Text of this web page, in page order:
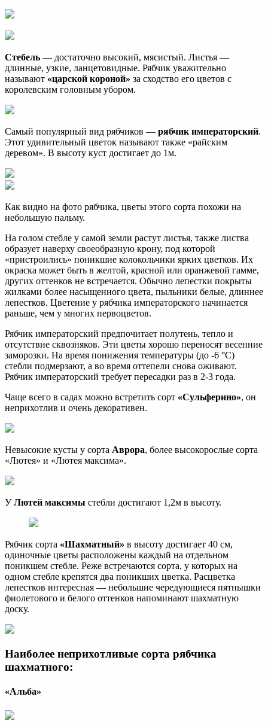
Стебель — достаточно высокий, мясистый. Листья —
длинные, узкие, ланцетовидные. Рябчик уважительно
называют «царской короной» за сходство его цветов с
королевским головным убором.
Самый популярный вид рябчиков — рябчик императорский.
Этот удивительный цветок называют также «райским
деревом». В высоту куст достигает до 1м.
Как видно на фото рябчика, цветы этого сорта похожи на
небольшую пальму.
На голом стебле у самой земли растут листья, также листва
образует наверху своеобразную крону, под которой
«пристроились» поникшие колокольчики ярких цветков. Их
окраска может быть в желтой, красной или оранжевой гамме,
других оттенков не встречается. Обычно лепестки покрыты
жилками более насыщенного цвета, пыльники белые, длиннее
лепестков. Цветение у рябчика императорского начинается
раньше, чем у многих первоцветов.
Рябчик императорский предпочитает полутень, тепло и
отсутствие сквозняков. Эти цветы хорошо переносят весенние
заморозки. На время понижения температуры (до -6 °С)
стебли подмерзают, а во время оттепели снова оживают.
Рябчик императорский требует пересадки раз в 2-3 года.
Чаще всего в садах можно встретить сорт «Сульферино», он
неприхотлив и очень декоративен.
Невысокие кусты у сорта Аврора, более высокорослые сорта
«Лютея» и «Лютея максима».
УЛютей максимы стебли достигают 1,2м в высоту.
Рябчик сорта «Шахматный» в высоту достигает 40 см,
одиночные цветы расположены каждый на отдельном
поникшем стебле. Реже встречаются сорта, у которых на
одном стебле крепятся два поникших цветка. Расцветка
лепестков интересная — небольшие чередующиеся пятнышки
фиолетового и белого оттенков напоминают шахматную
доску.
Наиболее неприхотливые сорта рябчика
шахматного:
«Альба»